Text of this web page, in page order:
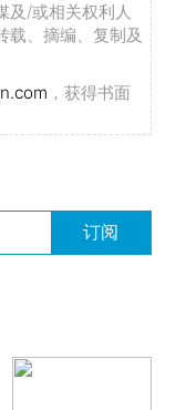
及/或相关权利人
载、摘编、复制及
，获得书面
订阅